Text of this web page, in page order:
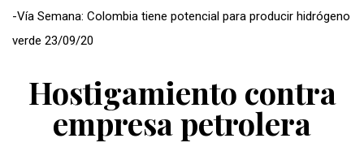
-Vía Semana: Colombia tiene potencial para producir hidrógeno
verde 23/09/20
Hostigamiento contra
empresa petrolera